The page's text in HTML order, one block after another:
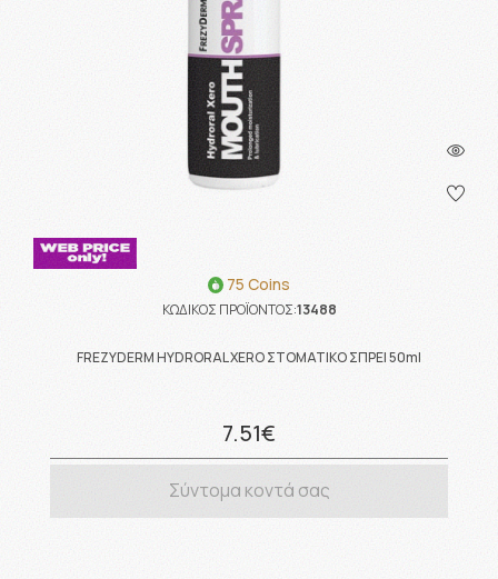
75 Coins
ΚΩΔΙΚΟΣ ΠΡΟΪΟΝΤΟΣ:13488
FREZYDERM HYDRORAL XERO ΣΤΟΜΑΤΙΚΟ ΣΠΡΕΙ 50ml
7.51€
Σύντομα κοντά σας